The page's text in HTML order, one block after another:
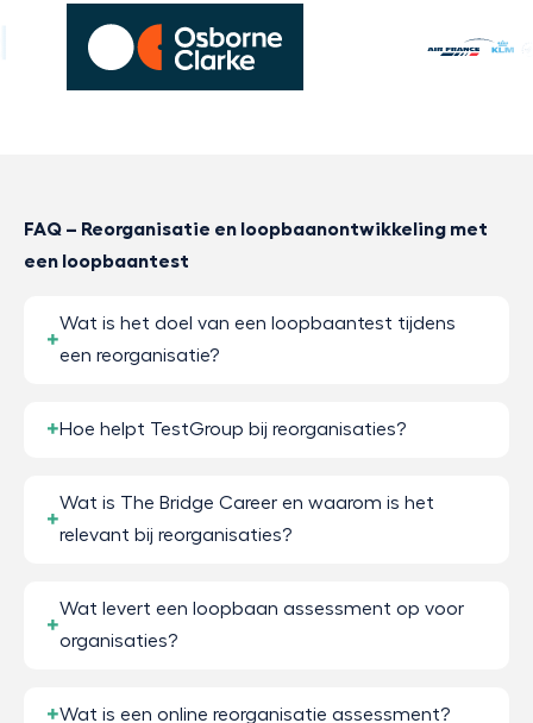
FAQ – Reorganisatie en loopbaanontwikkeling met
een loopbaantest
Wat is het doel van een loopbaantest tijdens
een reorganisatie?
Hoe helpt TestGroup bij reorganisaties?
Wat is The Bridge Career en waarom is het
relevant bij reorganisaties?
Wat levert een loopbaan assessment op voor
organisaties?
Wat is een online reorganisatie assessment?